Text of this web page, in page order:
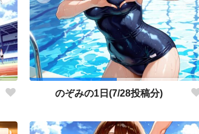
のぞみの1日(7/28投稿分)